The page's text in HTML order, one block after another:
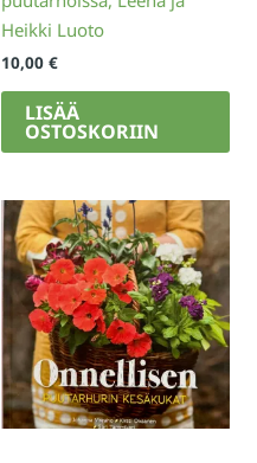
Heikki Luoto
10,00 €
LISÄÄ
OSTOSKORIIN